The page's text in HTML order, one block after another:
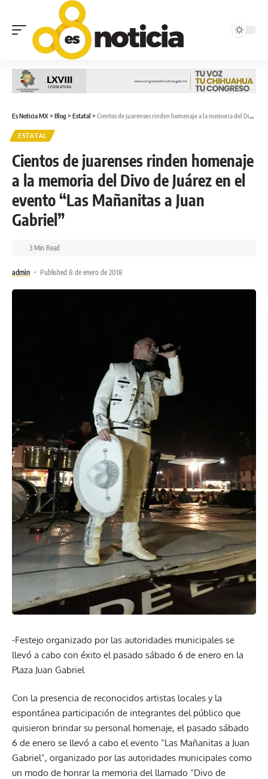
Es Noticia MX> Blog > Estatal > Cientos de juarenses rinden homenaje a la memoria del Divo de Juárez en el evento “Las Mañanitas a Juan Gabriel”
ESTATAL
Cientos de juarenses rinden homenaje
a la memoria del Divo de Juárez en el
evento “Las Mañanitas a Juan
Gabriel”
admin Published 8 de enero de 2018
3 Min Read
-Festejo organizado por las autoridades municipales se
llevó a cabo con éxito el pasado sábado 6 de enero en la
Plaza Juan Gabriel
Con la presencia de reconocidos artistas locales y la
espontánea participación de integrantes del público que
quisieron brindar su personal homenaje, el pasado sábado
6 de enero se llevó a cabo el evento “Las Mañanitas a Juan
Gabriel”, organizado por las autoridades municipales como
un modo de honrar la memoria del llamado “Divo de